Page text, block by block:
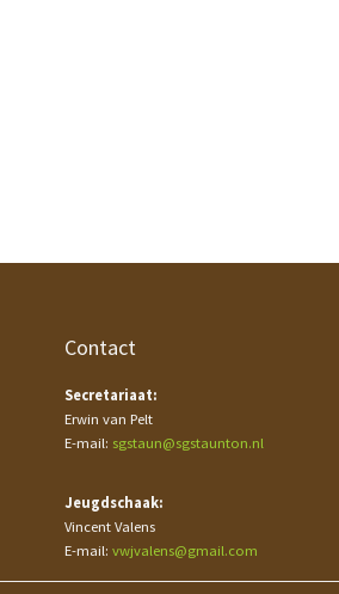
Contact
Secretariaat:
Erwin van Pelt
E-mail: sgstaun@sgstaunton.nl
Jeugdschaak:
Vincent Valens
E-mail: vwjvalens@gmail.com